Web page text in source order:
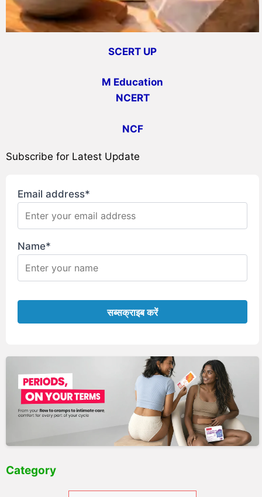
SCERT UP
M Education
NCERT
NCF
Subscribe for Latest Update
Email address*
Name*
Category